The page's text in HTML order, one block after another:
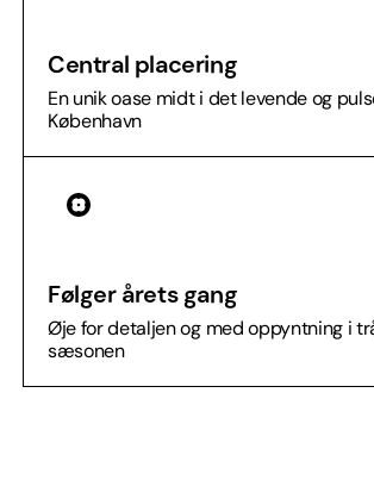
Central placering
En unik oase midt i det levende og
København
Følger årets gang
Øje for detaljen og med oppyntning i
sæsonen